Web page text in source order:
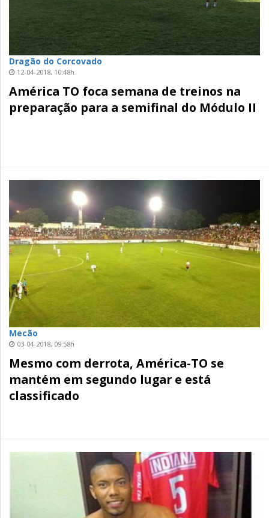
Dragão do Corcovado
12-04-2018, 10:48h
América TO foca semana de treinos na
preparação para a semifinal do Módulo II
Mecão
03-04-2018, 09:58h
Mesmo com derrota, América-TO se
mantém em segundo lugar e está
classificado